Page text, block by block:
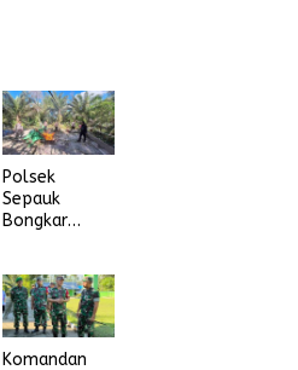
Polsek
Sepauk
Bongkar
dusun Lepung
Beruang Desa
Sekubang KM
38 Kayu Lapis
Komandan